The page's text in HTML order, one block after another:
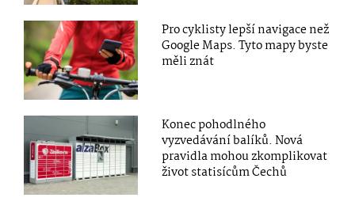
Pro cyklisty lepší navigace než
Google Maps. Tyto mapy byste
měli znát
Konec pohodlného
vyzvedávání balíků. Nová
pravidla mohou zkomplikovat
život statisícům Čechů